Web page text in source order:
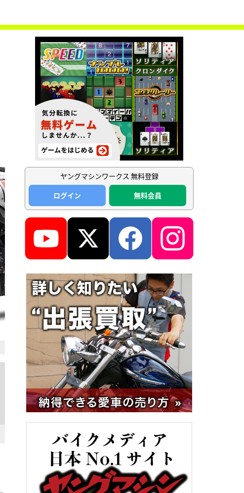
ヤングマシンワークス 無料登録
ログイン
無料会員